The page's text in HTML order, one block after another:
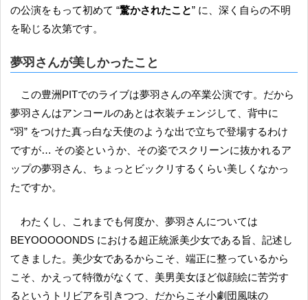
の公演をもって初めて “驚かされたこと” に、深く自らの不明
を恥じる次第です。
夢羽さんが美しかったこと
この豊洲PITでのライブは夢羽さんの卒業公演です。だから
夢羽さんはアンコールのあとは衣装チェンジして、背中に
“羽” をつけた真っ白な天使のような出で立ちで登場するわけ
ですが… その姿というか、その姿でスクリーンに抜かれるア
ップの夢羽さん、ちょっとビックリするくらい美しくなかっ
たですか。
わたくし、これまでも何度か、夢羽さんについては
BEYOOOOONDS における超正統派美少女である旨、記述し
てきました。美少女であるからこそ、端正に整っているから
こそ、かえって特徴がなくて、美男美女ほど似顔絵に苦労す
るというトリビアを引きつつ、だからこそ小劇団風味の